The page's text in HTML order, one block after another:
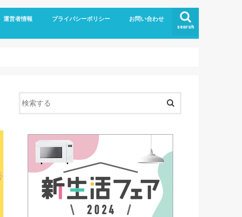
search
運営者情報 プライバシーポリシー お問い合わせ